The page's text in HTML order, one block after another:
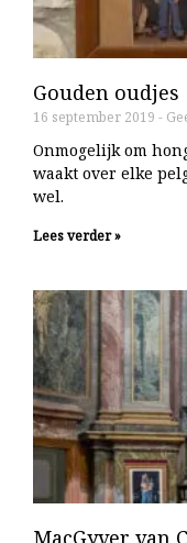
Gouden oudjes
16 september 2019
Onmogelijk om
waakt over elke
wel.
Lees verder »